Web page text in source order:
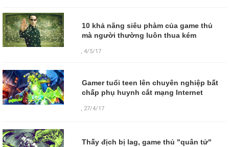
10 khả năng siêu phàm của game thủ
mà người thường luôn thua kém
, 4/5/17
Gamer tuổi teen lên chuyên nghiệp bất
chấp phụ huynh cắt mạng Internet
, 27/4/17
Thấy địch bị lag, game thủ "quân tử"